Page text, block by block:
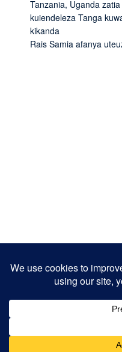
Tanzania, Uganda
kuiendeleza Tanga
kikanda
Rais Samia afanya